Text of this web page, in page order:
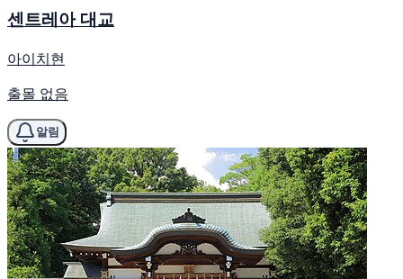
센트레아 대교
아이치현
출몰 없음
알림